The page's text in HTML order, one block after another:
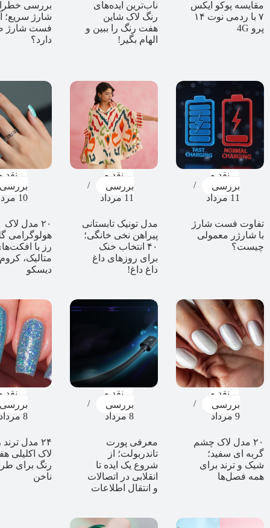
مقایسه پوکو ایکس
۷ با ردمی نوت ۱۴
پرو 4G
ناب‌ترین ایده‌های
رنگ لاک شاین
هفت رنگ را ببین و
الهام بگیر!
بررسی
شارژ سریع؛
فست شارژ
دارد؟
نقد و
بررسی
11 مرداد
تفاوت فست شارژ
با شارژر معمولی
چیست؟
نقد و
بررسی
11 مرداد
مدل تونیک تابستانی
پیراهن نخی خانگی؛
۴۰ انتخاب خنک
برای روزهای داغ
داغ داغ!
نقد
بررسی
10 مرداد
۲۰ مدل‌ لاک
هولوگرامی
رز با
متالیک،
دیسکو
نقد و
بررسی
9 مرداد
۲۰ مدل لاک چشم
گربه ای سفید؛
شیک و ترند برای
همه فصل‌ها
نقد و
بررسی
8 مرداد
معرفی پورت
تاندربولت؛ از
شروع یک ایده تا
انقلابی در اتصالات
و انتقال اطلاعات
نقد
بررسی
8 مرداد
۲۴ مدل
لاک اکلیلی
رنگ برای
ناخن